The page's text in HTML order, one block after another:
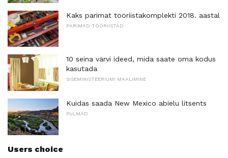
Kaks parimat tööriistakomplekti 2018. aastal
PARIMAD TÖÖRIISTAD
10 seina värvi ideed, mida saate oma kodus
kasutada
SISEMINISTEERIUMI MAALIMINE
Kuidas saada New Mexico abielu litsents
PULMAD
Users choice